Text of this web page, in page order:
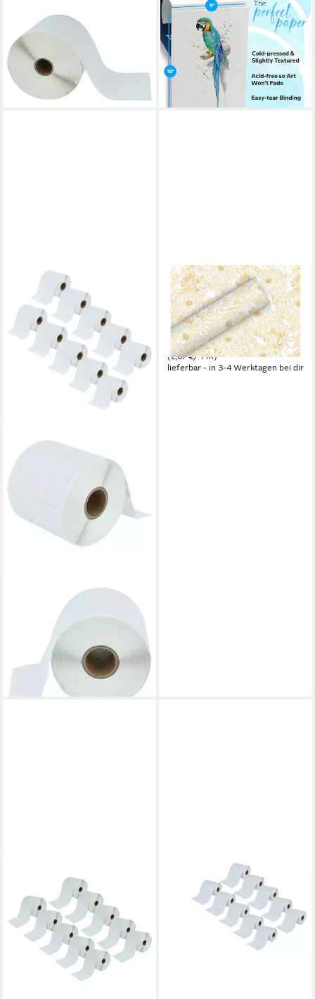
Zebra TLP2242, LP2844,
S4M, LP2642, GX430t,
LP2242, LP2742, Wetterfest
57,99 €
lieferbar - in 3-4 Werktagen bei dir
Aquarellpapier Art-n-Fly
Aquarellpapier A4 300 g/m²,
2 x 30 Seiten
19,99 €
lieferbar - in 3-4 Werktagen bei dir
Etikettenpapier passend für
Zebra TLP2642, TLP2242,
LP2844, S4M, LP2642,
TLP2844, Wetterfest
68,99 €
lieferbar - in 3-4 Werktagen bei dir
BRAUN+COMPANY ATELIER
Geschenkpapier Braun &
Company Geschenkpapier
weiß gold 1,5 m x
3,10 €
(2,07 €/ 1 m)
lieferbar - in 3-4 Werktagen bei dir